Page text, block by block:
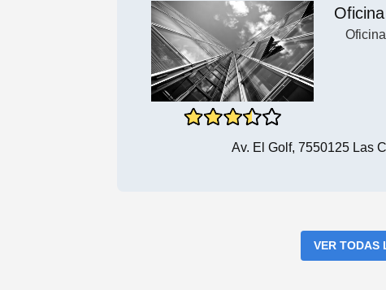
Av. El Golf, 7550125 Las
VER TODAS